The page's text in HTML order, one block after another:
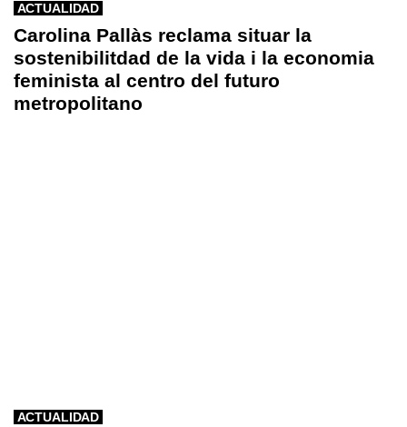
ACTUALIDAD
Carolina Pallàs reclama situar la
sostenibilitdad de la vida i la economia
feminista al centro del futuro
metropolitano
ACTUALIDAD